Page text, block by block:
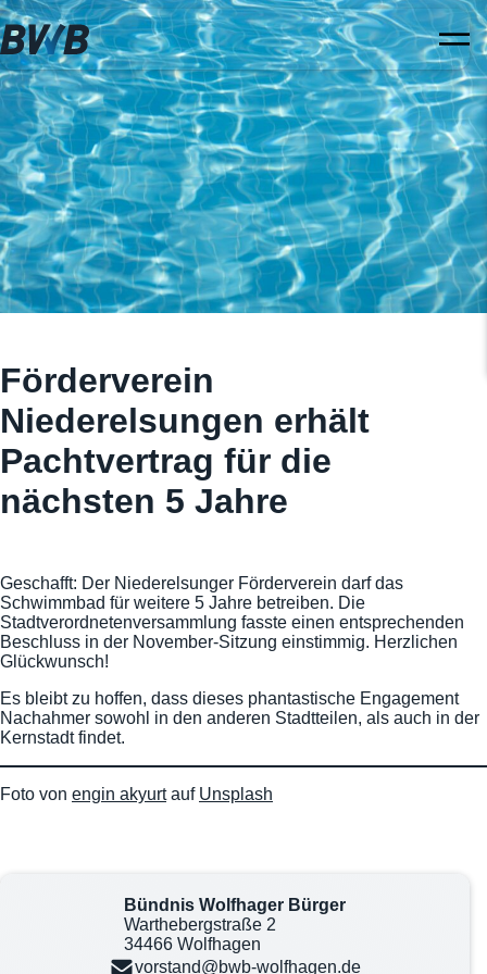
Förderverein
Niederelsungen erhält
Pachtvertrag für die
nächsten 5 Jahre
Geschafft: Der Niederelsunger Förderverein darf das
Schwimmbad für weitere 5 Jahre betreiben. Die
Stadtverordnetenversammlung fasste einen entsprechenden
Beschluss in der November-Sitzung einstimmig. Herzlichen
Glückwunsch!
Es bleibt zu hoffen, dass dieses phantastische Engagement
Nachahmer sowohl in den anderen Stadtteilen, als auch in der
Kernstadt findet.
Foto von engin akyurtauf Unsplash
Bündnis Wolfhager Bürger
Warthebergstraße 2
34466 Wolfhagen
vorstand@bwb-wolfhagen.de